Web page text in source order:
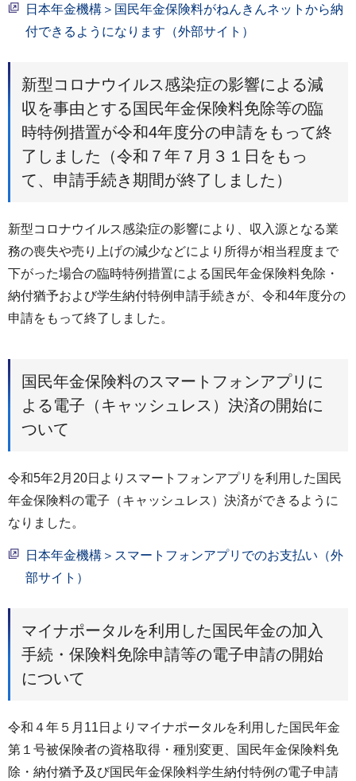
日本年金機構＞国民年金保険料がねんきんネットから納
付できるようになります（外部サイト）
新型コロナウイルス感染症の影響による減
収を事由とする国民年金保険料免除等の臨
時特例措置が令和4年度分の申請をもって終
了しました（令和７年７月３１日をもっ
て、申請手続き期間が終了しました）
新型コロナウイルス感染症の影響により、収入源となる業
務の喪失や売り上げの減少などにより所得が相当程度まで
下がった場合の臨時特例措置による国民年金保険料免除・
納付猶予および学生納付特例申請手続きが、令和4年度分の
申請をもって終了しました。
国民年金保険料のスマートフォンアプリに
よる電子（キャッシュレス）決済の開始に
ついて
令和5年2月20日よりスマートフォンアプリを利用した国民
年金保険料の電子（キャッシュレス）決済ができるように
なりました。
日本年金機構＞スマートフォンアプリでのお支払い（外
部サイト）
マイナポータルを利用した国民年金の加入
手続・保険料免除申請等の電子申請の開始
について
令和４年５月11日よりマイナポータルを利用した国民年金
第１号被保険者の資格取得・種別変更、国民年金保険料免
除・納付猶予及び国民年金保険料学生納付特例の電子申請